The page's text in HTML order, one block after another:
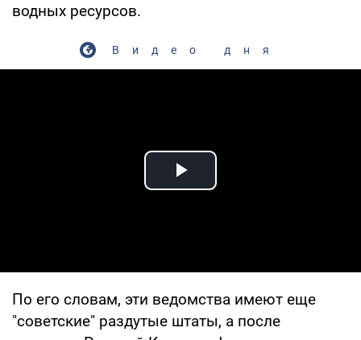
водных ресурсов.
Видео дня
Play Video
По его словам, эти ведомства имеют еще
"советские" раздутые штаты, а после